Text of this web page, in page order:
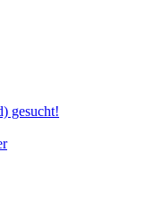
gesucht!